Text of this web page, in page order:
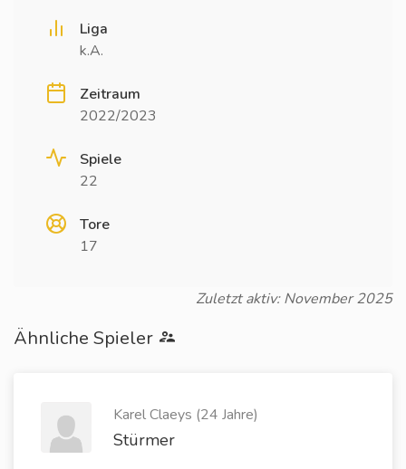
Liga
k.A.
Zeitraum
2022/2023
Spiele
22
Tore
17
Zuletzt aktiv: November 2025
Ähnliche Spieler
Karel Claeys (24 Jahre)
Stürmer